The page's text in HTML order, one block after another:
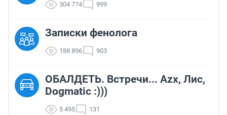
304 774 999
Записки фенолога
188 896 903
ОБАЛДЕТЬ. Встречи... Azx, Лис,
Dogmatic :)))
5 495 131